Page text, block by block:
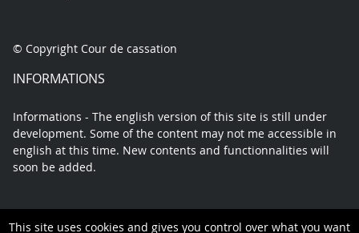
This site uses cookies and gives you control over what you want
© Copyright Cour de cassation
INFORMATIONS
Informations - The english version of this site is still under
development. Some of the content may not me accessible in
english at this time. New contents and functionnalities will
soon be added.